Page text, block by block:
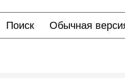
Поиск Обычная